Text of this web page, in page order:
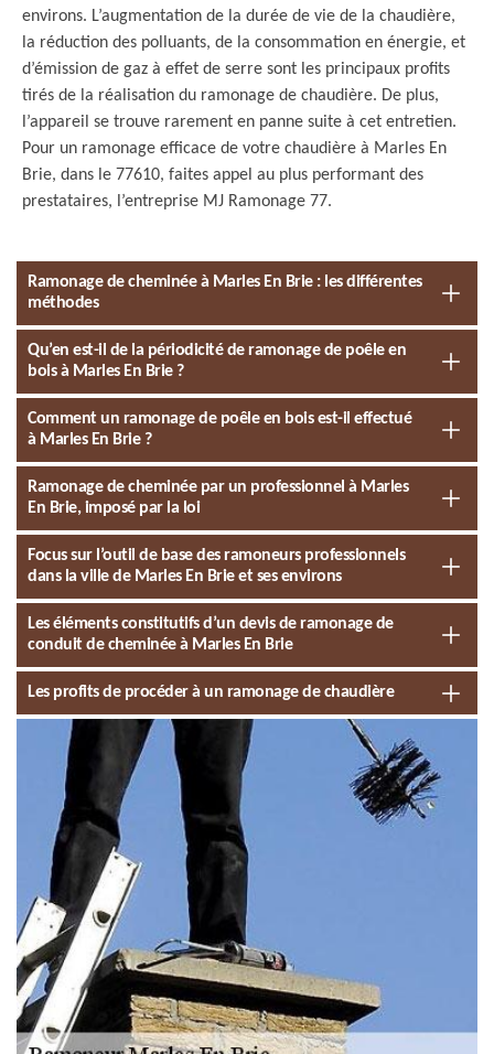
environs. L’augmentation de la durée de vie de la chaudière,
la réduction des polluants, de la consommation en énergie, et
d’émission de gaz à effet de serre sont les principaux profits
tirés de la réalisation du ramonage de chaudière. De plus,
l’appareil se trouve rarement en panne suite à cet entretien.
Pour un ramonage efficace de votre chaudière à Marles En
Brie, dans le 77610, faites appel au plus performant des
prestataires, l’entreprise MJ Ramonage 77.
Ramonage de cheminée à Marles En Brie : les différentes
méthodes
Qu’en est-il de la périodicité de ramonage de poêle en
bois à Marles En Brie ?
Comment un ramonage de poêle en bois est-il effectué
à Marles En Brie ?
Ramonage de cheminée par un professionnel à Marles
En Brie, imposé par la loi
Focus sur l’outil de base des ramoneurs professionnels
dans la ville de Marles En Brie et ses environs
Les éléments constitutifs d’un devis de ramonage de
conduit de cheminée à Marles En Brie
Les profits de procéder à un ramonage de chaudière